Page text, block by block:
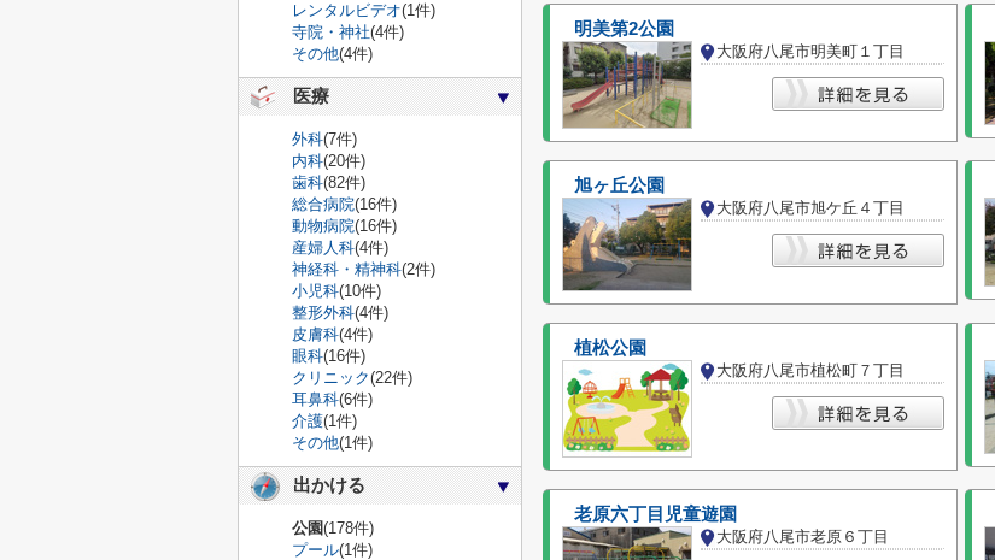
明美第2公園
大阪府八尾市明美町１丁目
旭ヶ丘公園
大阪府八尾市旭ケ丘４丁目
植松公園
大阪府八尾市植松町７丁目
老原六丁目児童遊園
大阪府八尾市老原６丁目
レンタルビデオ(1件)
寺院・神社(4件)
その他(4件)
医療
外科(7件)
内科(20件)
歯科(82件)
総合病院(16件)
動物病院(16件)
産婦人科(4件)
神経科・精神科(2件)
小児科(10件)
整形外科(4件)
皮膚科(4件)
眼科(16件)
クリニック(22件)
耳鼻科(6件)
介護(1件)
その他(1件)
出かける
公園(178件)
プール(1件)